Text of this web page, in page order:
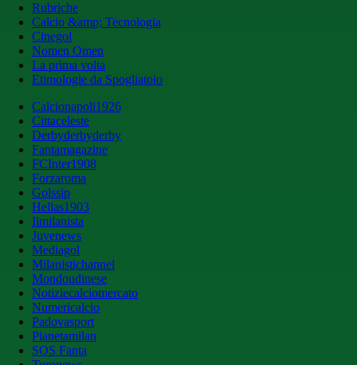
Rubriche
Calcio &amp; Tecnologia
Cinegol
Nomen Omen
La prima volta
Etimologie da Spogliatoio
Calcionapoli1926
Cittaceleste
Derbyderbyderby
Fantamagazine
FCInter1908
Forzaroma
Golssip
Hellas1903
Ilmilanista
Juvenews
Mediagol
Milanistichannel
Mondoudinese
Notiziecalciomercato
Numericalcio
Padovasport
Pianetamilan
SOS Fanta